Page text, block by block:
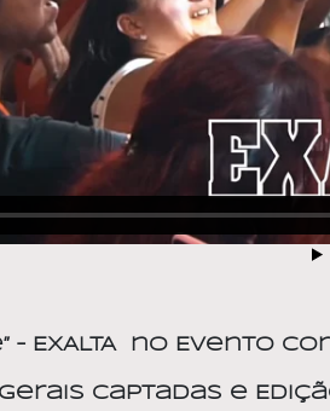
EXALTA no Evento
Captadas e